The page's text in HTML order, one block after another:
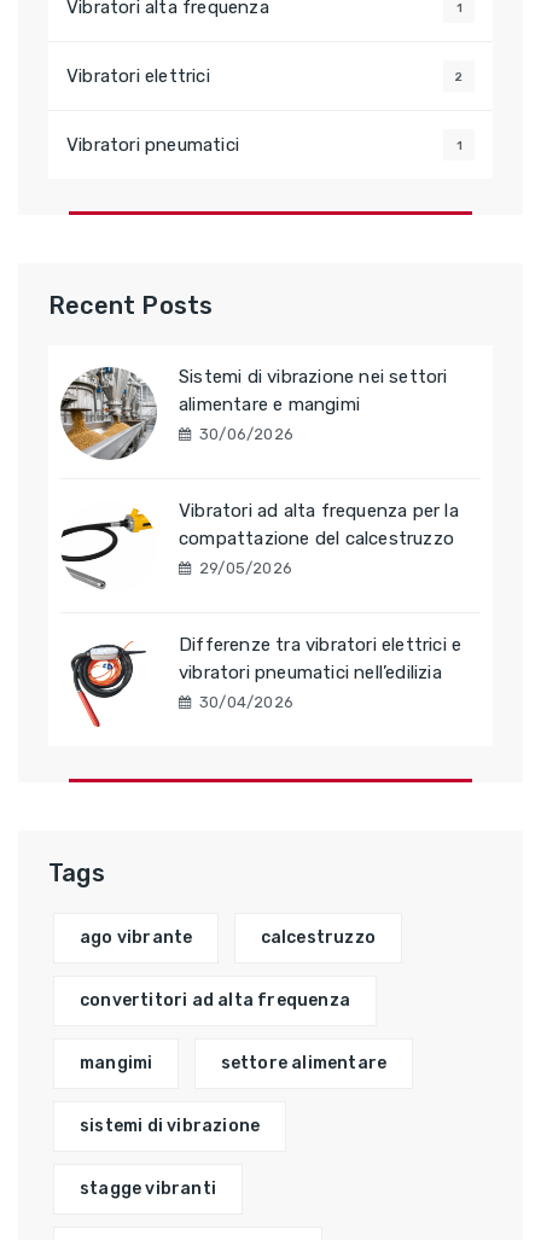
Vibratori alta frequenza 1
Vibratori elettrici 2
Vibratori pneumatici 1
Recent Posts
Sistemi di vibrazione nei settori
alimentare e mangimi
30/06/2026
Vibratori ad alta frequenza per la
compattazione del calcestruzzo
29/05/2026
Differenze tra vibratori elettrici e
vibratori pneumatici nell’edilizia
30/04/2026
Tags
ago vibrante calcestruzzo
convertitori ad alta frequenza
mangimi settore alimentare
sistemi di vibrazione
stagge vibranti